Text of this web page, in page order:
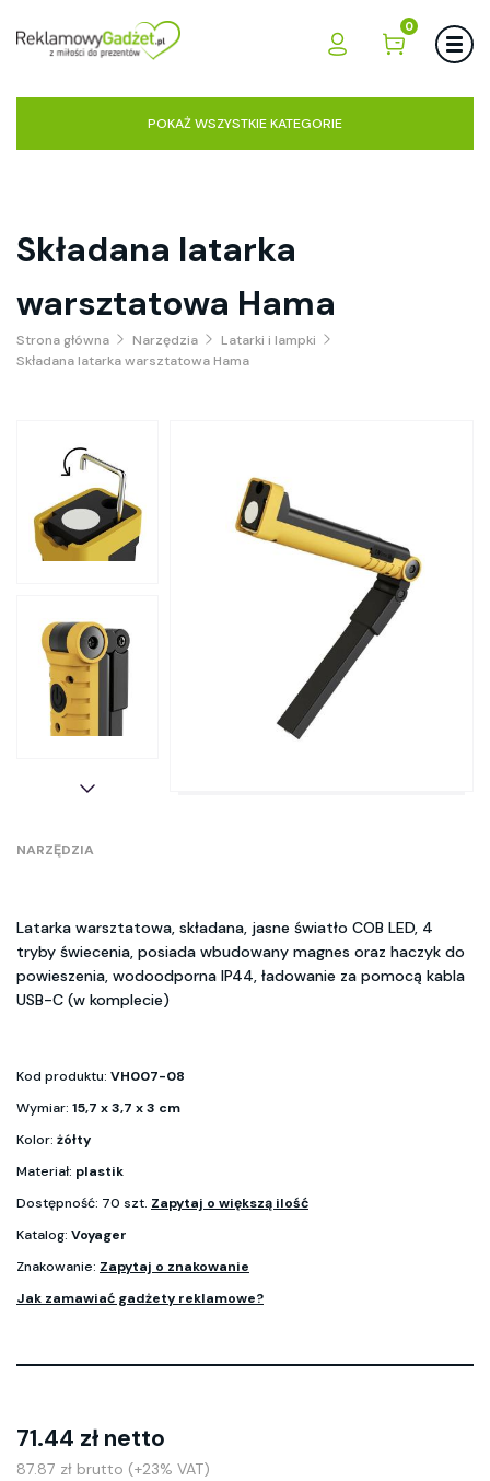
0
POKAŻ WSZYSTKIE KATEGORIE
Składana latarka
warsztatowa Hama
Strona główna Narzędzia
Latarki i lampki
Składana latarka warsztatowa Hama
NARZĘDZIA
Latarka warsztatowa, składana, jasne światło COB LED, 4
tryby świecenia, posiada wbudowany magnes oraz haczyk do
powieszenia, wodoodporna IP44, ładowanie za pomocą kabla
USB-C (w komplecie)
Kod produktu: VH007-08
Wymiar: 15,7 x 3,7 x 3 cm
Kolor: żółty
Materiał: plastik
Dostępność: 70 szt. Zapytaj o większą ilość
Katalog: Voyager
Znakowanie: Zapytaj o znakowanie
Jak zamawiać gadżety reklamowe?
71.44 zł netto
87.87 zł brutto (+23% VAT)